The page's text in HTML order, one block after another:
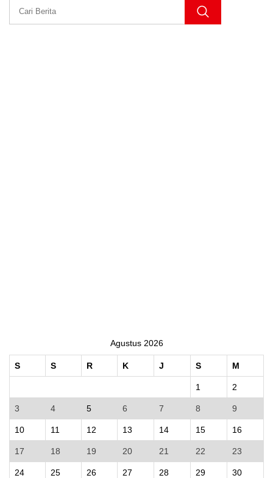
Agustus 2026
S S R K J S M
1 2
3 4 5 6 7 8 9
10 11 12 13 14 15 16
17 18 19 20 21 22 23
24 25 26 27 28 29 30